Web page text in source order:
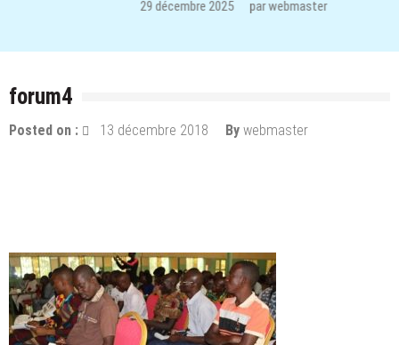
29 décembre 2025 par webmaster
forum4
Posted on : 13 décembre 2018 By webmaster